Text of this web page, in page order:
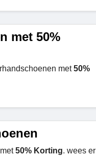
met 50%
met50%
50% Korting. wees er